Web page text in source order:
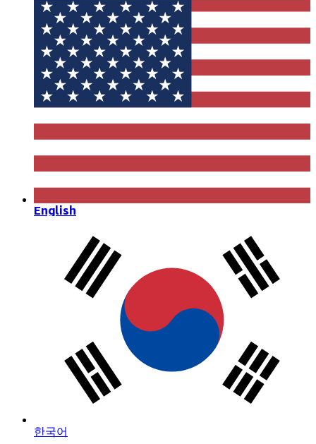
English
한국어